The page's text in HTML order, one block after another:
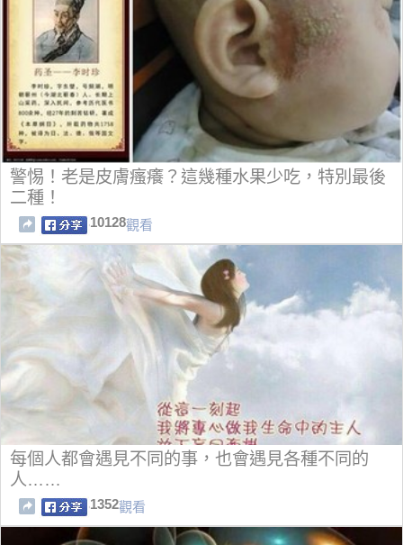
警惕！老是皮膚瘙癢？這幾種水果少吃，特別最後
二種！
10128觀看
每個人都會遇見不同的事，也會遇見各種不同的
人……
1352觀看